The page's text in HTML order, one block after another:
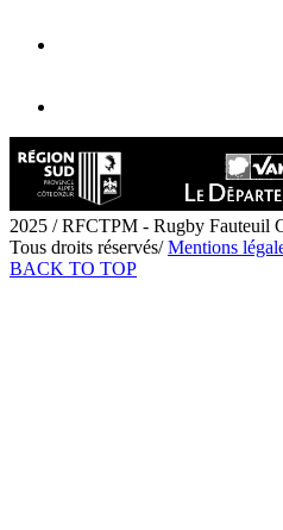
2025 / RFCTPM - Rugby Fauteuil
Tous droits réservés/Mentions
BACK TO TOP